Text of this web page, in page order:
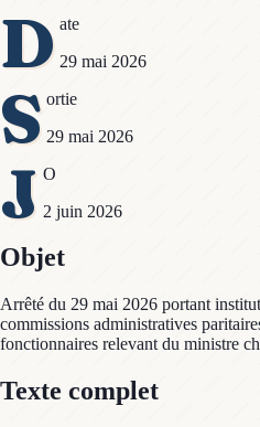
D ate
29 mai 2026
S ortie
29 mai 2026
J O
2 juin 2026
Objet
Arrêté du 29 mai 2026 portant
commissions administratives
fonctionnaires relevant du ministre
Texte complet